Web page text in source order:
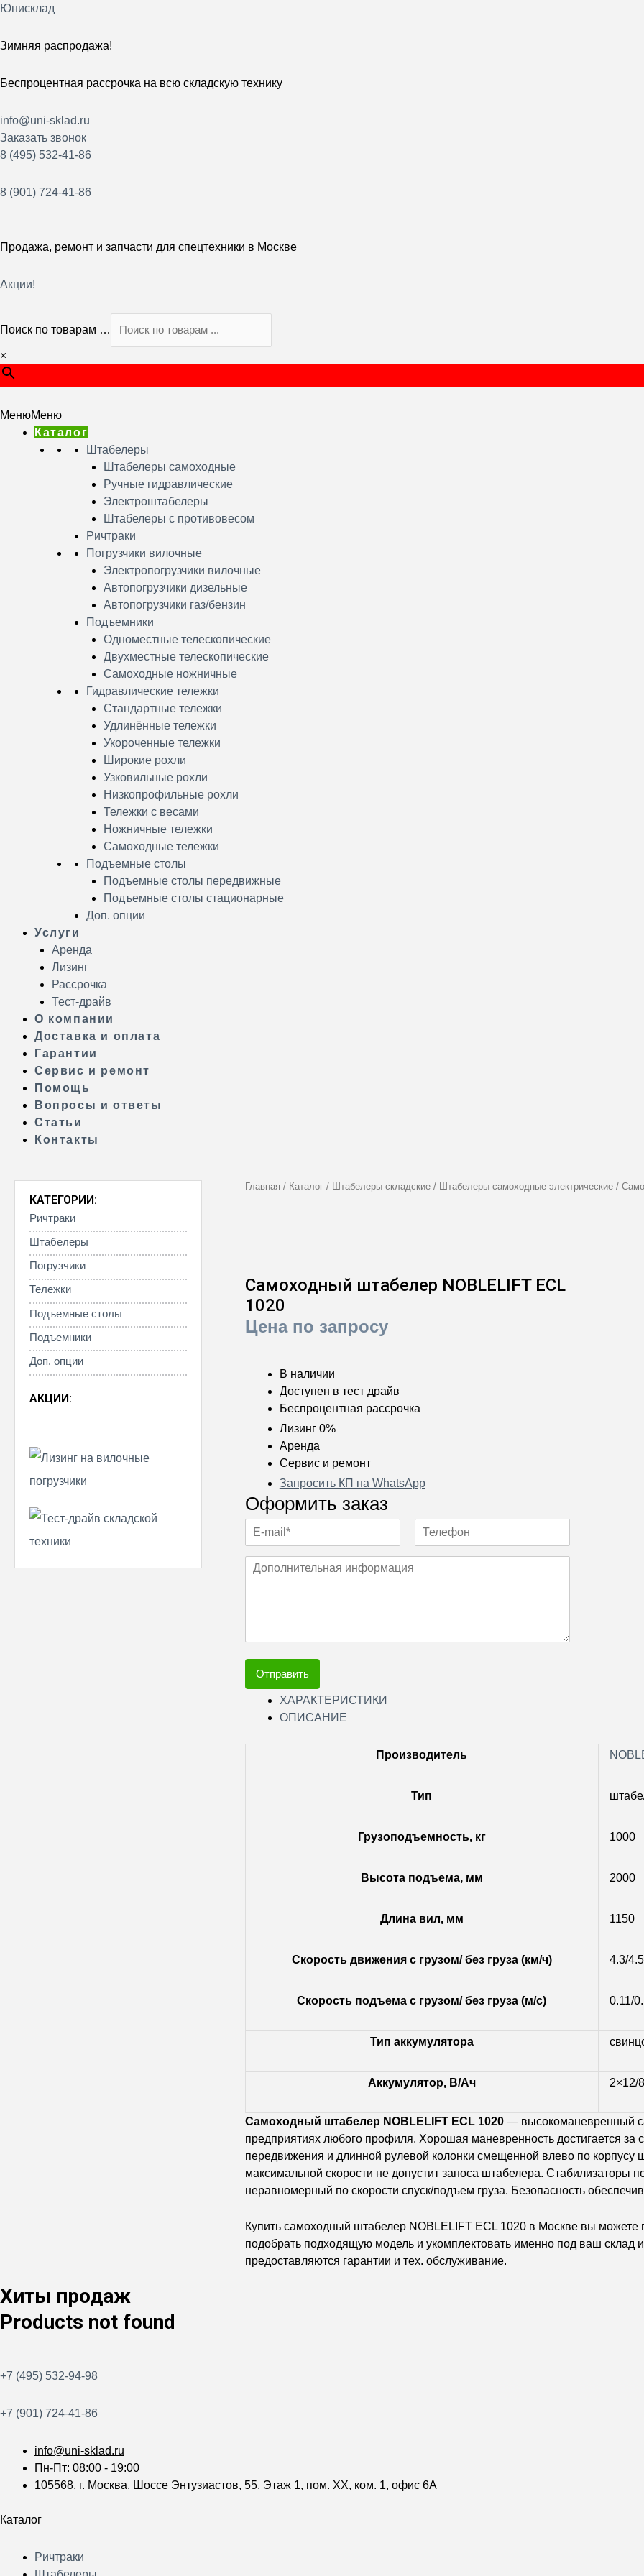
Перейти
содержимому
Юнисклад
Зимняя распродажа!
Беспроцентная рассрочка на всю складскую технику
info@uni-sklad.ru
Заказать звонок
8 (495) 532-41-86
8 (901) 724-41-86
Продажа, ремонт и запчасти для спецтехники в Москве
Акции!
Поиск по товарам …
×
МенюМеню
Каталог
Штабелеры
Штабелеры самоходные
Ручные гидравлические
Электроштабелеры
Штабелеры с противовесом
Ричтраки
Погрузчики вилочные
Электропогрузчики вилочные
Автопогрузчики дизельные
Автопогрузчики газ/бензин
Подъемники
Одноместные телескопические
Двухместные телескопические
Самоходные ножничные
Гидравлические тележки
Стандартные тележки
Удлинённые тележки
Укороченные тележки
Широкие рохли
Узковильные рохли
Низкопрофильные рохли
Тележки с весами
Ножничные тележки
Самоходные тележки
Подъемные столы
Подъемные столы передвижные
Подъемные столы стационарные
Доп. опции
Услуги
Аренда
Лизинг
Рассрочка
Тест-драйв
О компании
Доставка и оплата
Гарантии
Сервис и ремонт
Помощь
Вопросы и ответы
Статьи
Контакты
КАТЕГОРИИ:
Ричтраки
Штабелеры
Погрузчики
Тележки
Подъемные столы
Подъемники
Доп. опции
АКЦИИ:
Главная / Каталог/ Штабелеры складские/ Штабелеры самоходные электрические/
Самоходный штабелер NOBLELIFT ECL
1020
Цена по запросу
В наличии
Доступен в тест драйв
Беспроцентная рассрочка
Лизинг 0%
Аренда
Сервис и ремонт
Запросить КП на WhatsApp
Оформить заказ
Отправить
ХАРАКТЕРИСТИКИ
ОПИСАНИЕ
Производитель
Тип
Грузоподъемность, кг 1000
Высота подъема, мм 2000
Длина вил, мм 1150
Скорость движения с грузом/ без груза (км/ч) 4.3/4.5
Скорость подъема с грузом/ без груза (м/с) 0.11/
Тип аккумулятора
Аккумулятор, В/Ач 2×12/
Самоходный штабелер NOBLELIFT ECL 1020— высокоманевренный
предприятиях любого профиля. Хорошая маневренность достигается за
передвижения и длинной рулевой колонки смещенной влево по корпусу
максимальной скорости не допустит заноса штабелера. Стабилизаторы
неравномерный по скорости спуск/подъем груза. Безопасность
Купить cамоходный штабелер NOBLELIFT ECL 1020 в Москве вы
подобрать подходящую модель и укомплектовать именно под ваш склад
предоставляются гарантии и тех. обслуживание.
Хиты продаж
Products not found
+7 (495) 532-94-98
+7 (901) 724-41-86
info@uni-sklad.ru
Пн-Пт: 08:00 - 19:00
105568, г. Москва, Шоссе Энтузиастов, 55. Этаж 1, пом. XX, ком. 1, офис 6А
Каталог
Меню
Ричтраки